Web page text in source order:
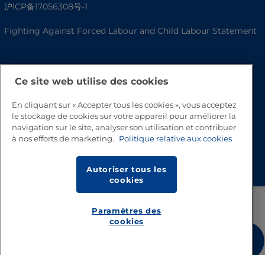
沪ICP备17056308号-1
Fighting Against Forced Labour and Child Labour Statement
Ce site web utilise des cookies
En cliquant sur « Accepter tous les cookies », vous acceptez
le stockage de cookies sur votre appareil pour améliorer la
navigation sur le site, analyser son utilisation et contribuer
à nos efforts de marketing.
Politique relative aux cookies
Autoriser tous les
cookies
Paramètres des
cookies